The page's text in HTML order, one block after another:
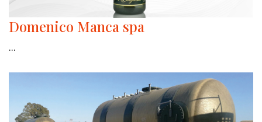
Domenico Manca spa
...